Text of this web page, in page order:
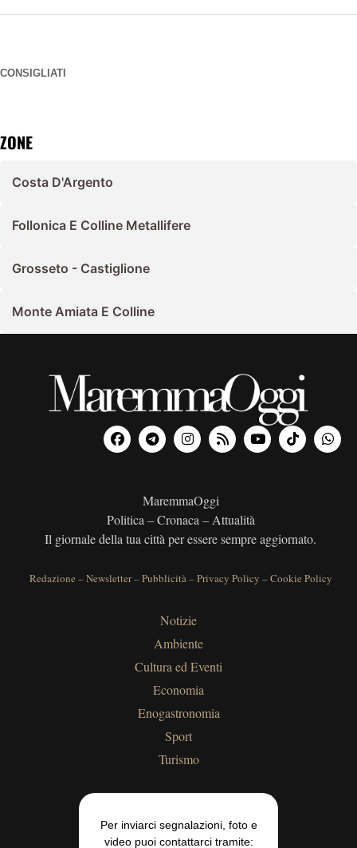
CONSIGLIATI
ZONE
Costa D'Argento
Follonica E Colline Metallifere
Grosseto - Castiglione
Monte Amiata E Colline
MaremmaOggi
Politica – Cronaca – Attualità
Il giornale della tua città per essere sempre aggiornato.
Redazione –Newsletter–Pubblicità–Privacy Policy –Cookie Policy
Notizie
Ambiente
Cultura ed Eventi
Economia
Enogastronomia
Sport
Turismo
Per inviarci segnalazioni, foto e
video puoi contattarci tramite: